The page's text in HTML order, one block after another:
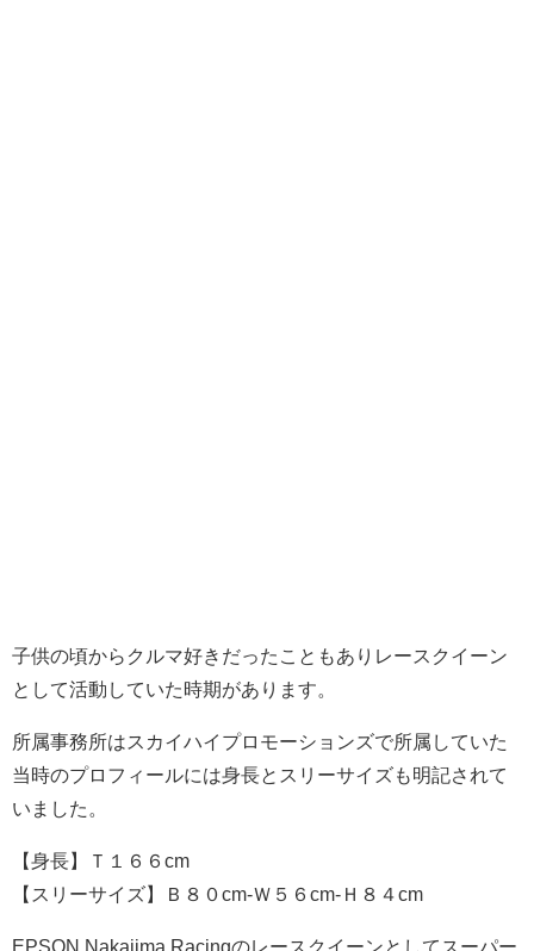
子供の頃からクルマ好きだったこともありレースクイーン
として活動していた時期があります。
所属事務所はスカイハイプロモーションズで所属していた
当時のプロフィールには身長とスリーサイズも明記されて
いました。
【身長】Ｔ１６６cm
【スリーサイズ】Ｂ８０cm-Ｗ５６cm-Ｈ８４cm
EPSON Nakajima Racingのレースクイーンとしてスーパー